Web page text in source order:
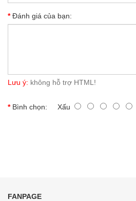
Đánh giá của bạn:
Lưu ý: không hỗ trợ HTML!
Bình chọn: Xấu
FANPAGE